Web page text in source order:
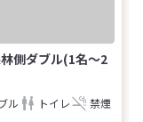
側ダブル(1名～2
ル トイレ 禁煙